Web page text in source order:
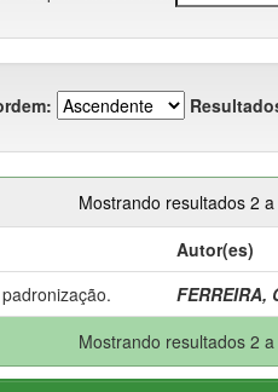
Mostrando resultados 2
Autor(es)
FERREIRA,
Mostrando resultados 2